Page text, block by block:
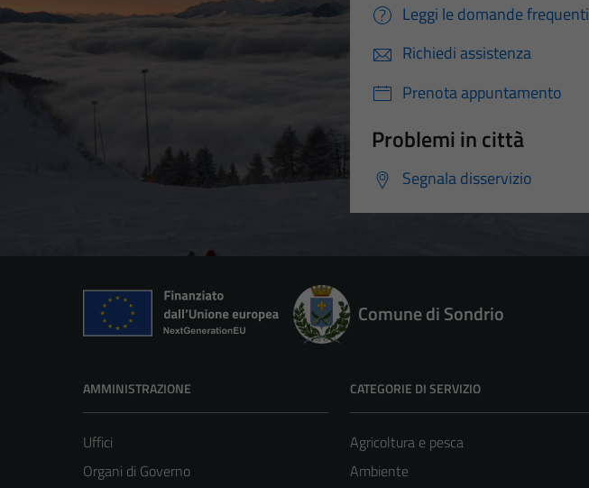
Leggi le domande frequenti
Richiedi assistenza
Prenota appuntamento
Problemi in città
Segnala disservizio
Comune di Sondrio
AMMINISTRAZIONE
Uffici
Organi di Governo
CATEGORIE DI SERVIZIO
Agricoltura e pesca
Ambiente